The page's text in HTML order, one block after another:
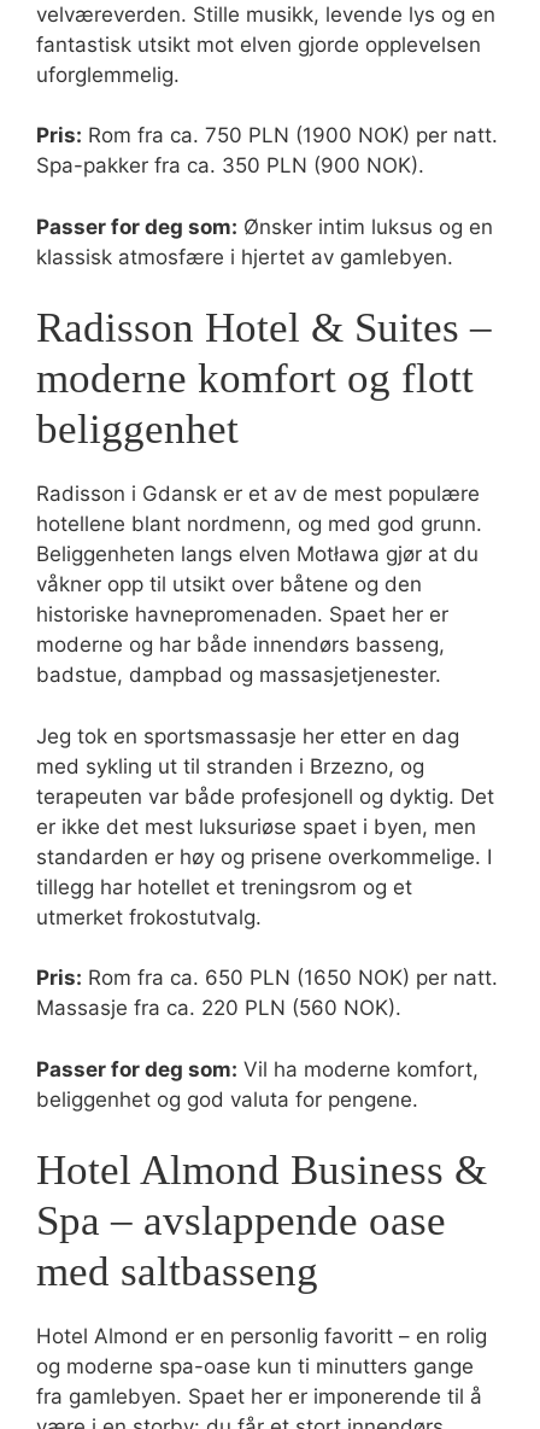
velværeverden. Stille musikk, levende lys og en
fantastisk utsikt mot elven gjorde opplevelsen
uforglemmelig.
Pris: Rom fra ca. 750 PLN (1900 NOK) per natt.
Spa-pakker fra ca. 350 PLN (900 NOK).
Passer for deg som: Ønsker intim luksus og en
klassisk atmosfære i hjertet av gamlebyen.
Radisson Hotel & Suites –
moderne komfort og flott
beliggenhet
Radisson i Gdansk er et av de mest populære
hotellene blant nordmenn, og med god grunn.
Beliggenheten langs elven Motława gjør at du
våkner opp til utsikt over båtene og den
historiske havnepromenaden. Spaet her er
moderne og har både innendørs basseng,
badstue, dampbad og massasjetjenester.
Jeg tok en sportsmassasje her etter en dag
med sykling ut til stranden i Brzezno, og
terapeuten var både profesjonell og dyktig. Det
er ikke det mest luksuriøse spaet i byen, men
standarden er høy og prisene overkommelige. I
tillegg har hotellet et treningsrom og et
utmerket frokostutvalg.
Pris: Rom fra ca. 650 PLN (1650 NOK) per natt.
Massasje fra ca. 220 PLN (560 NOK).
Passer for deg som: Vil ha moderne komfort,
beliggenhet og god valuta for pengene.
Hotel Almond Business &
Spa – avslappende oase
med saltbasseng
Hotel Almond er en personlig favoritt – en rolig
og moderne spa-oase kun ti minutters gange
fra gamlebyen. Spaet her er imponerende til å